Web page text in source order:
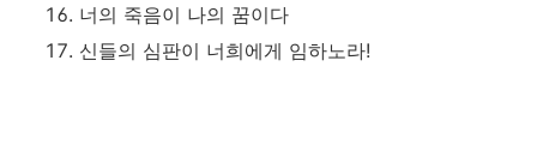
너의 죽음이 나의 꿈이다
신들의 심판이 너희에게 임하노라!